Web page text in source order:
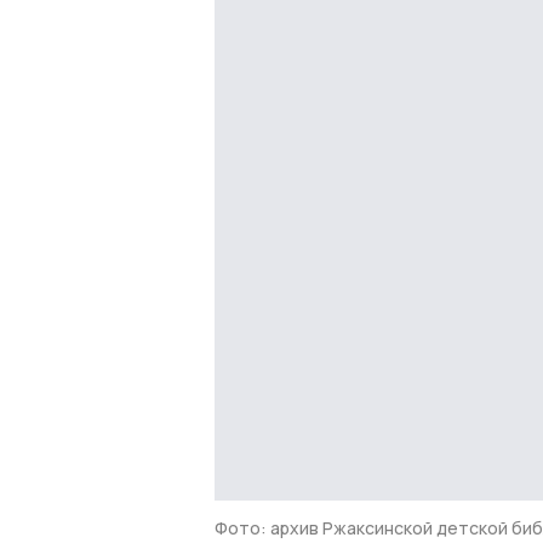
Фото: архив Ржаксинской детской